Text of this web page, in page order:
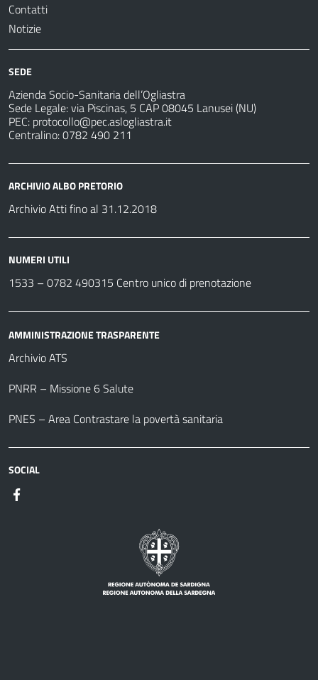
Contatti
Notizie
SEDE
Azienda Socio-Sanitaria dell’Ogliastra
Sede Legale: via Piscinas, 5 CAP 08045 Lanusei (NU)
PEC: protocollo@pec.aslogliastra.it
Centralino: 0782 490 211
ARCHIVIO ALBO PRETORIO
Archivio Atti fino al 31.12.2018
NUMERI UTILI
1533 – 0782 490315 Centro unico di prenotazione
AMMINISTRAZIONE TRASPARENTE
Archivio ATS
PNRR – Missione 6 Salute
PNES – Area Contrastare la povertà sanitaria
SOCIAL